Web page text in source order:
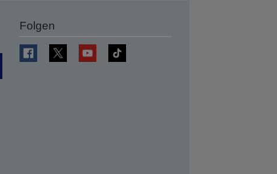
Folgen